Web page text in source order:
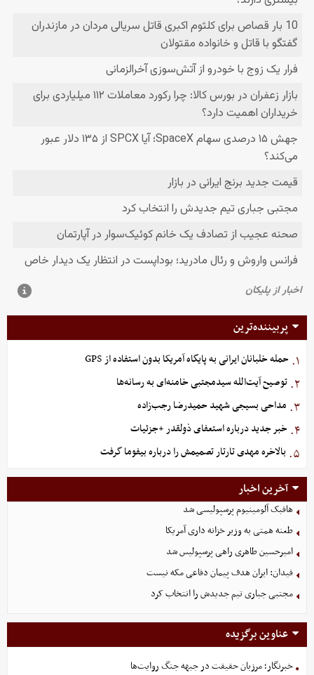
پربیننده‌ترین
۱. حمله خلبانان ایرانی به پایگاه آمریکا بدون استفاده از GPS
۲. توصیح آیت‌الله سیدمجتبی خامنه‌ای به رسانه‌ها
۳. مداحی بسیجی شهید حمیدرضا رجب‌زاده
۴. خبر جدید درباره استعفای ذولقدر +جزئیات
۵. بالاخره مهدی تارتار تصمیمش را درباره بیفوما گرفت
آخرین اخبار
هافبک آلومینیوم پرسپولیسی شد
طعنه همتی به وزیر خزانه داری آمریکا
امیرحسین طاهری راهی پرسپولیس شد
فیدان: ایران هدف پیمان دفاعی مکه نیست
مجتبی جباری تیم جدیدش را انتخاب کرد
عناوین برگزیده
خبرنگار؛ مرزبان حقیقت در جبهه جنگ روایت‌ها